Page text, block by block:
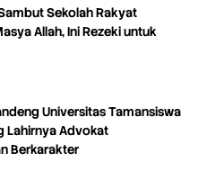
Sekolah Rakyat
Allah, Ini Rezeki untuk
Universitas Tamansiswa
Lahirnya Advokat
Berkarakter